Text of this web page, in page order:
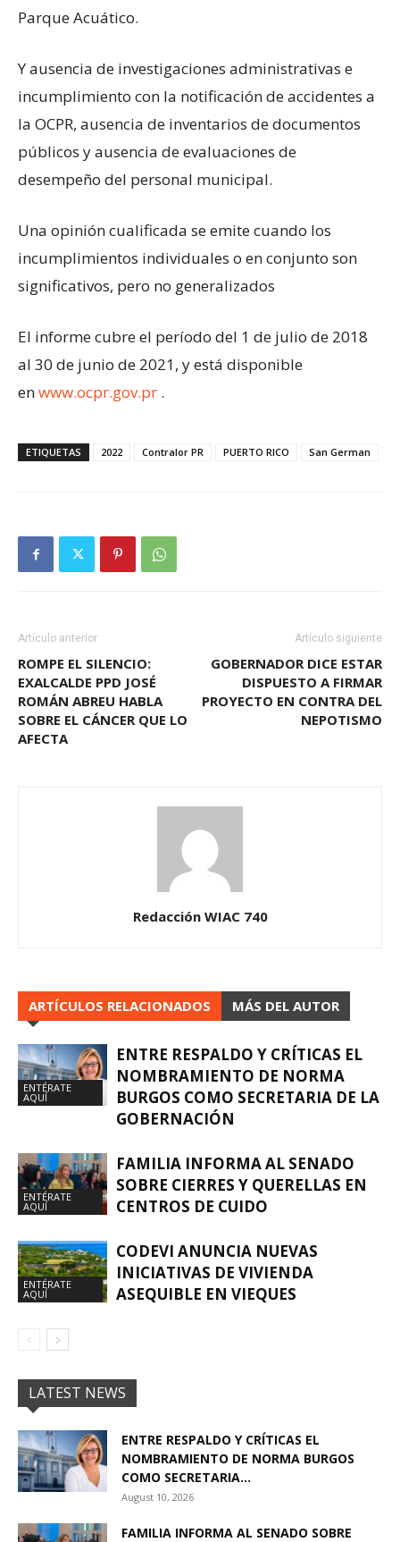
Parque Acuático.
Y ausencia de investigaciones administrativas e
incumplimiento con la notificación de accidentes a
la OCPR, ausencia de inventarios de documentos
públicos y ausencia de evaluaciones de
desempeño del personal municipal.
Una opinión cualificada se emite cuando los
incumplimientos individuales o en conjunto son
significativos, pero no generalizados
El informe cubre el período del 1 de julio de 2018
al 30 de junio de 2021, y está disponible
enwww.ocpr.gov.pr .
ETIQUETAS 2022 Contralor PR PUERTO RICO San German
Artículo anterior
ROMPE EL SILENCIO:
EXALCALDE PPD JOSÉ
ROMÁN ABREU HABLA
SOBRE EL CÁNCER QUE LO
AFECTA
Artículo siguiente
GOBERNADOR DICE ESTAR
DISPUESTO A FIRMAR
PROYECTO EN CONTRA DEL
NEPOTISMO
Redacción WIAC 740
ARTÍCULOS RELACIONADOS MÁS DEL AUTOR
ENTÉRATE
AQUÍ
ENTRE RESPALDO Y CRÍTICAS EL
NOMBRAMIENTO DE NORMA
BURGOS COMO SECRETARIA DE LA
GOBERNACIÓN
ENTÉRATE
AQUÍ
FAMILIA INFORMA AL SENADO
SOBRE CIERRES Y QUERELLAS EN
CENTROS DE CUIDO
ENTÉRATE
AQUÍ
CODEVI ANUNCIA NUEVAS
INICIATIVAS DE VIVIENDA
ASEQUIBLE EN VIEQUES
LATEST NEWS
ENTRE RESPALDO Y CRÍTICAS EL
NOMBRAMIENTO DE NORMA BURGOS
COMO SECRETARIA...
August 10, 2026
FAMILIA INFORMA AL SENADO SOBRE